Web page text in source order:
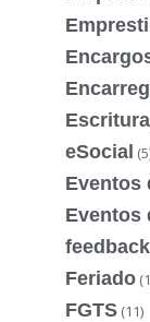
eSocial
Eventos
Eventos
Feriado
FGTS (11)